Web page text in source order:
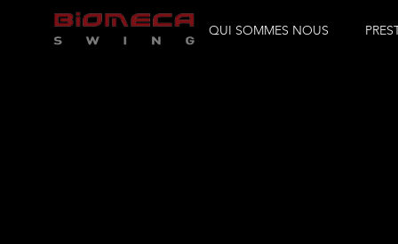
QUI SOMMES NOUS